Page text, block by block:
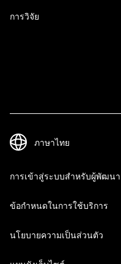
การวิจัย
การเข้าสู่ระบบสำหรับผู้พัฒนา
ข้อกำหนดในการใช้บริการ
นโยบายความเป็นส่วนตัว